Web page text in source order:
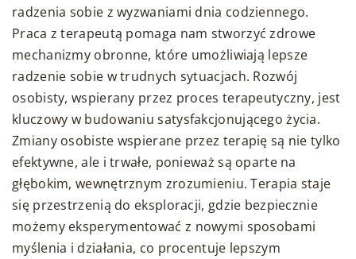
radzenia sobie z wyzwaniami dnia codziennego.
Praca z terapeutą pomaga nam stworzyć zdrowe
mechanizmy obronne, które umożliwiają lepsze
radzenie sobie w trudnych sytuacjach. Rozwój
osobisty, wspierany przez proces terapeutyczny, jest
kluczowy w budowaniu satysfakcjonującego życia.
Zmiany osobiste wspierane przez terapię są nie tylko
efektywne, ale i trwałe, ponieważ są oparte na
głębokim, wewnętrznym zrozumieniu. Terapia staje
się przestrzenią do eksploracji, gdzie bezpiecznie
możemy eksperymentować z nowymi sposobami
myślenia i działania, co procentuje lepszym